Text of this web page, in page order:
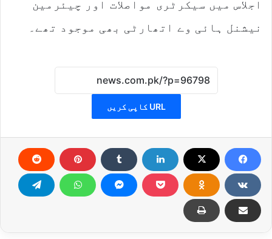
اجلاس میں سیکرٹری مواصلات اور چیئرمین
نیشنل ہائی وے اتھارٹی بھی موجود تھے۔
URL کاپی کریں